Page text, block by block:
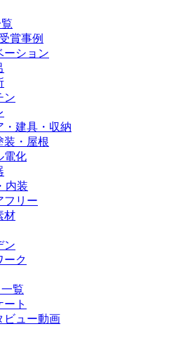
賞事例
ーション
ン
・建具・収納
装・屋根
電化
内装
フリー
材
ン
ーク
覧
ート
ビュー動画